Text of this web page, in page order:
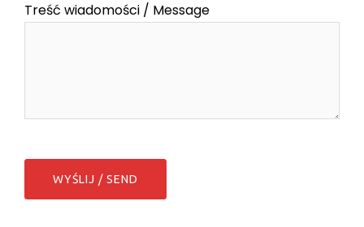
Treść wiadomości / Message